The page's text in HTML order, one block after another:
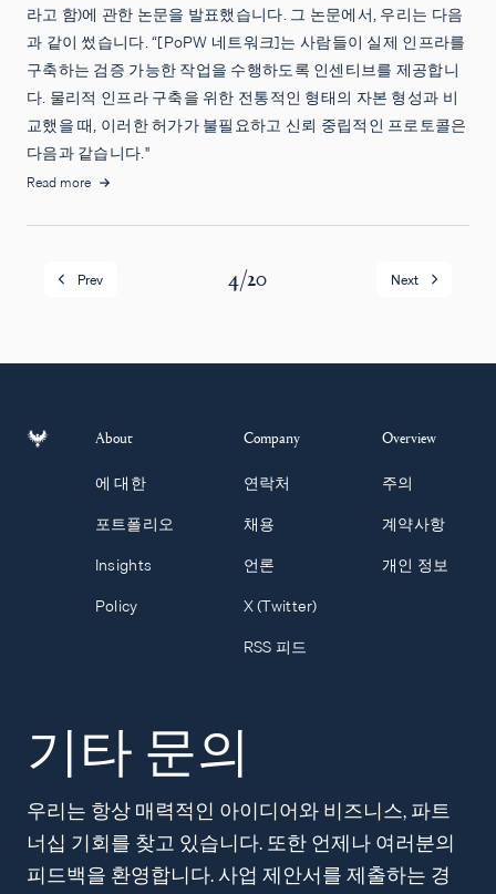
라고 함)에 관한 논문을 발표했습니다. 그 논문에서, 우리는 다음
과 같이 썼습니다. “[PoPW 네트워크]는 사람들이 실제 인프라를
구축하는 검증 가능한 작업을 수행하도록 인센티브를 제공합니
다. 물리적 인프라 구축을 위한 전통적인 형태의 자본 형성과 비
교했을 때, 이러한 허가가 불필요하고 신뢰 중립적인 프로토콜은
다음과 같습니다."
Read more
Prev 4/20 Next
About
에 대한
포트폴리오
Insights
Policy
Company
연락처
채용
언론
X (Twitter)
RSS 피드
Overview
주의
계약사항
개인 정보
기타 문의
우리는 항상 매력적인 아이디어와 비즈니스, 파트
너십 기회를 찾고 있습니다. 또한 언제나 여러분의
피드백을 환영합니다. 사업 제안서를 제출하는 경